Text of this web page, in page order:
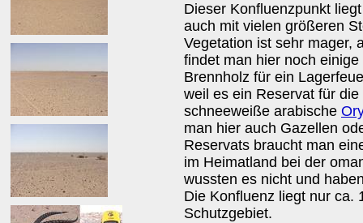
Dieser Konfluenzpunkt
auch mit vielen größeren
Vegetation ist sehr mager,
findet man hier noch
Brennholz für ein
weil es ein Reservat für
schneeweiße arabische
man hier auch Gazellen
Reservats braucht man
im Heimatland bei der
wussten es nicht und
Die Konfluenz liegt nur ca.
Schutzgebiet.